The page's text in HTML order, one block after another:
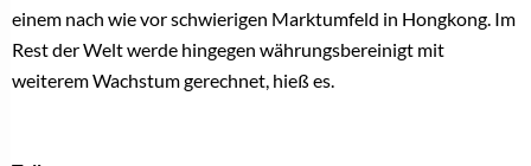
einem nach wie vor schwierigen Marktumfeld in Hongkong. Im
Rest der Welt werde hingegen währungsbereinigt mit
weiterem Wachstum gerechnet, hieß es.